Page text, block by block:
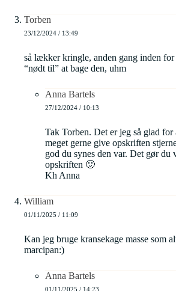
Torben
23/12/2024 / 13:49
så lækker kringle, anden gang inden
“nødt til” at bage den, uhm
Anna Bartels
27/12/2024 / 10:13
Tak Torben. Det er jeg så glad for
meget gerne give opskriften
god du synes den var. Det gør du
opskriften 🙂
Kh Anna
William
01/11/2025 / 11:09
Kan jeg bruge kransekage masse som
marcipan:)
Anna Bartels
01/11/2025 / 14:23